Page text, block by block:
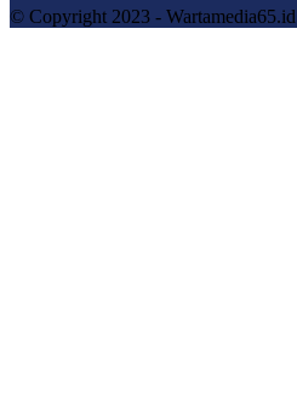
© Copyright 2023 - Wartamedia65.id